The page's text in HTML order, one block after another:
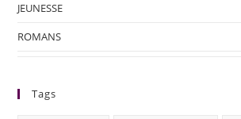
JEUNESSE
ROMANS
Tags